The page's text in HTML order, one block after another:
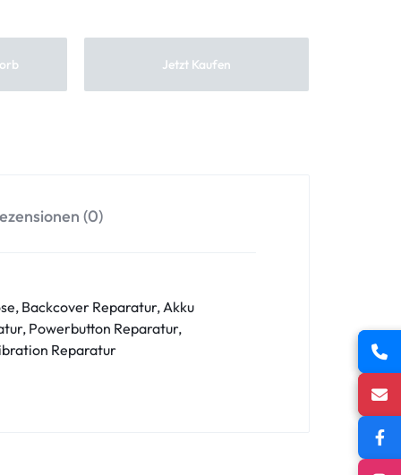
Jetzt Kaufen
(0)
Backcover Reparatur, Akku
Powerbutton Reparatur,
Reparatur